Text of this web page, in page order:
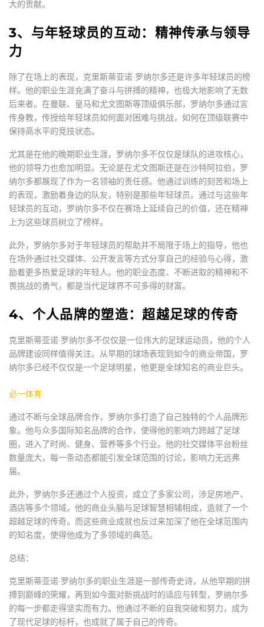
大的贡献。
3、与年轻球员的互动：精神传承与领导
力
除了在场上的表现，克里斯蒂亚诺·罗纳尔多还是许多年轻球员的榜
样。他的职业生涯充满了奋斗与拼搏的精神，也极大地影响了无数
后来者。在曼联、皇马和尤文图斯等顶级俱乐部，罗纳尔多通过言
传身教，传授给年轻球员如何面对困难与挑战，如何在顶级联赛中
保持高水平的竞技状态。
尤其是在他的晚期职业生涯，罗纳尔多不仅仅是球队的进攻核心，
他的领导力也愈加明显。无论是在尤文图斯还是在沙特阿拉伯，罗
纳尔多都展现了作为一名领袖的责任感。他通过训练的刻苦和场上
的表现，激励着身边的队友，特别是那些年轻球员。通过与这些年
轻球员的互动，罗纳尔多不仅在赛场上延续自己的价值，还在精神
上为这些球员树立了榜样。
此外，罗纳尔多对于年轻球员的帮助并不局限于场上的指导，他也
在场外通过社交媒体、公开发言等方式分享自己的经验与心得，激
励着更多热爱足球的年轻人。他的职业态度、不断进取的精神和不
畏挑战的勇气，都是当代足球界不可多得的财富。
4、个人品牌的塑造：超越足球的传奇
克里斯蒂亚诺·罗纳尔多不仅仅是一位伟大的足球运动员，他的个人
品牌建设同样值得关注。从早期的球场表现到如今的商业帝国，罗
纳尔多已经不仅仅是一个足球明星，他更是全球知名的商业巨头。
必一体育
通过不断与全球品牌合作，罗纳尔多打造了自己独特的个人品牌形
象。他与众多国际知名品牌的合作，使得他的影响力跨越了足球
圈，进入了时尚、健身、营养等多个行业。他的社交媒体平台粉丝
数量庞大，每一条动态都能引发全球范围的讨论，影响力无远弗
届。
此外，罗纳尔多还通过个人投资，成立了多家公司，涉足房地产、
酒店等多个领域。他的商业头脑与足球智慧相辅相成，造就了一个
超越足球的传奇。而这些商业成就也反过来加深了他在全球范围内
的知名度，使得他成为了多领域的典范。
总结：
克里斯蒂亚诺·罗纳尔多的职业生涯是一部传奇史诗，从他早期的拼
搏到巅峰的荣耀，再到如今面对新挑战时的适应与转型，罗纳尔多
的每一步都走得坚实而有力。他通过不断的自我突破和努力，成为
了现代足球的标杆，也成就了属于自己的传奇。